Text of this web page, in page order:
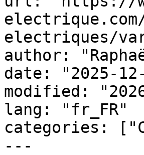
electriques/
author:
date: "2025-
modified:
lang: "fr_FR"
categories:
---